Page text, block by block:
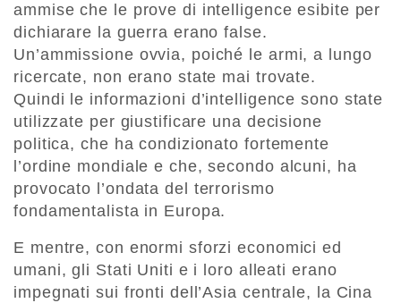
ammise che le prove di intelligence esibite per
dichiarare la guerra erano false.
Un’ammissione ovvia, poiché le armi, a lungo
ricercate, non erano state mai trovate.
Quindi le informazioni d’intelligence sono state
utilizzate per giustificare una decisione
politica, che ha condizionato fortemente
l’ordine mondiale e che, secondo alcuni, ha
provocato l’ondata del terrorismo
fondamentalista in Europa.
E mentre, con enormi sforzi economici ed
umani, gli Stati Uniti e i loro alleati erano
impegnati sui fronti dell’Asia centrale, la Cina